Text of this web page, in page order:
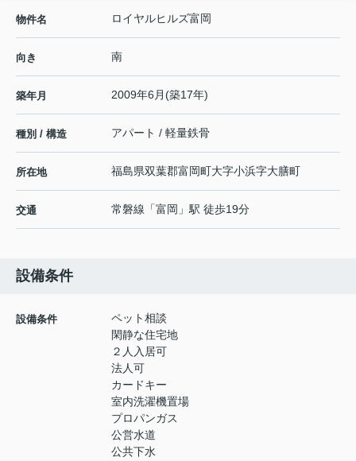
物件名 ロイヤルヒルズ富岡
向き 南
築年月 2009年6月(築17年)
種別 / 構造 アパート / 軽量鉄骨
所在地 福島県双葉郡富岡町大字小浜字大膳町
交通 常磐線 「富岡 」駅 徒歩19分
設備条件
設備条件
ペット相談
閑静な住宅地
２人入居可
法人可
カードキー
室内洗濯機置場
プロパンガス
公営水道
公共下水